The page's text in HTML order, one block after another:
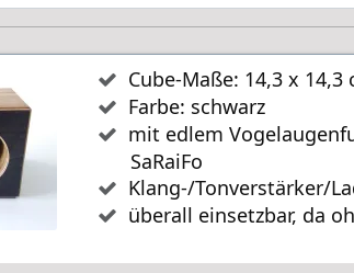
Cube-Maße: 14,3 x 14,3
Farbe: schwarz
mit edlem
SaRaiFo
Klang-/Tonverstärker/
überall einsetzbar, da